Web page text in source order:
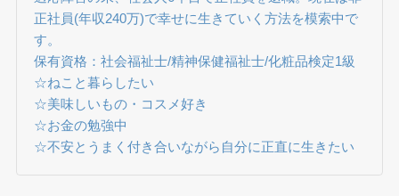
正社員(年収240万)で幸せに生きていく方法を模索中で
す。
保有資格：社会福祉士/精神保健福祉士/化粧品検定1級
☆ねこと暮らしたい
☆美味しいもの・コスメ好き
☆お金の勉強中
☆不安とうまく付き合いながら自分に正直に生きたい